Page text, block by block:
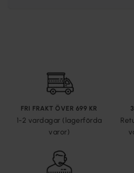
FRI FRAKT ÖVER 699 KR
1-2 vardagar (lagerförda
varor)